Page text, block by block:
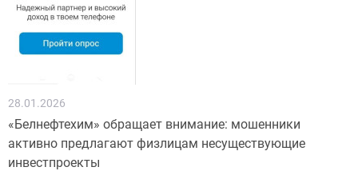
28.01.2026
«Белнефтехим» обращает внимание: мошенники
активно предлагают физлицам несуществующие
инвестпроекты